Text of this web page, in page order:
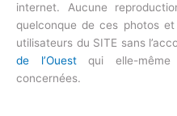
internet. Aucune
quelconque de ces photos
utilisateurs du SITE sans
de l’Ouestqui elle-même
concernées.